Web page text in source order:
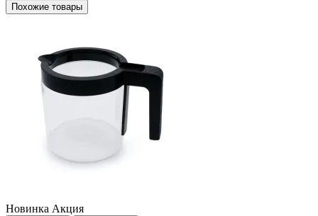
Похожие товары
Новинка Акция